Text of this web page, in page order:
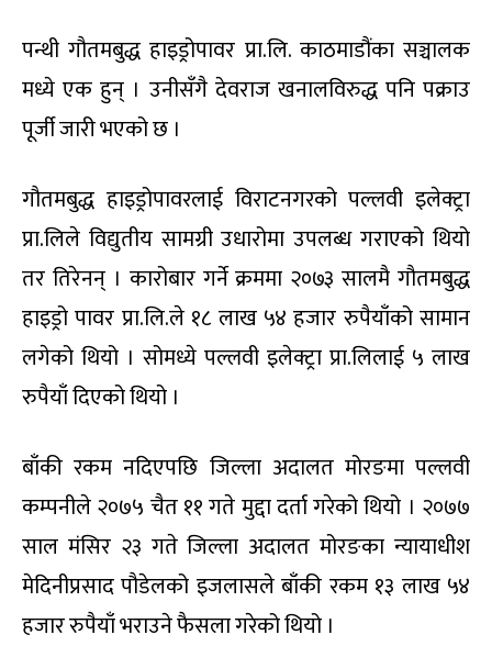
पन्थी गौतमबुद्ध हाइड्रोपावर प्रा.लि. काठमाडौंका सञ्चालक
मध्ये एक हुन् । उनीसँगै देवराज खनालविरुद्ध पनि पक्राउ
पूर्जी जारी भएको छ ।
गौतमबुद्ध हाइड्रोपावरलाई विराटनगरको पल्लवी इलेक्ट्रा
प्रा.लिले विद्युतीय सामग्री उधारोमा उपलब्ध गराएको थियो
तर तिरेनन् । कारोबार गर्ने क्रममा २०७३ सालमै गौतमबुद्ध
हाइड्रो पावर प्रा.लि.ले १८ लाख ५४ हजार रुपैयाँको सामान
लगेको थियो । सोमध्ये पल्लवी इलेक्ट्रा प्रा.लिलाई ५ लाख
रुपैयाँ दिएको थियो ।
बाँकी रकम नदिएपछि जिल्ला अदालत मोरङमा पल्लवी
कम्पनीले २०७५ चैत ११ गते मुद्दा दर्ता गरेको थियो । २०७७
साल मंसिर २३ गते जिल्ला अदालत मोरङका न्यायाधीश
मेदिनीप्रसाद पौडेलको इजलासले बाँकी रकम १३ लाख ५४
हजार रुपैयाँ भराउने फैसला गरेको थियो ।